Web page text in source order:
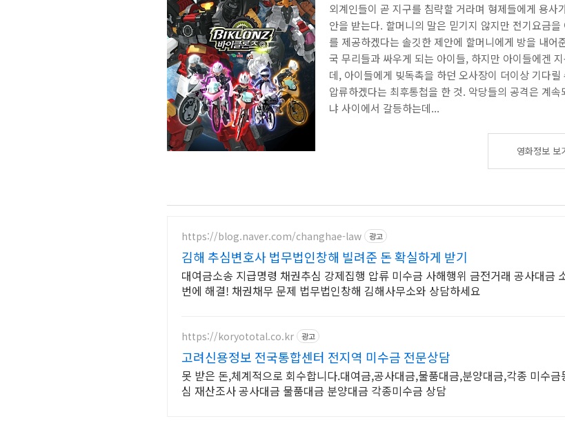
외계인들이 곧 지구를 침략할 거라며 형제들에게 용
안을 받는다. 할머니의 말은 믿기지 않지만 전기요금
를 제공하겠다는 솔깃한 제안에 할머니에게 방을 내어
국 무리들과 싸우게 되는 아이들, 하지만 아이들에겐
데, 아이들에게 빚독촉을 하던 오사장이 더이상 기다
압류하겠다는 최후통첩을 한 것. 악당들의 공격은 계
냐 사이에서 갈등하는데...
영화정보 보
https://blog.naver.com/changhae-law 광고
김해 추심변호사 법무법인창해 빌려준 돈 확실하게 받기
대여금소송 지급명령 채권추심 강제집행 압류 미수금 사해행위 금전거래 공사대금
번에 해결! 채권채무 문제 법무법인창해 김해사무소와 상담하세요
https://koryototal.co.kr 광고
고려신용정보 전국통합센터 전지역 미수금 전문상담
못 받은 돈,체계적으로 회수합니다.대여금,공사대금,물품대금,분양대금,각종 미수
심 재산조사 공사대금 물품대금 분양대금 각종미수금 상담